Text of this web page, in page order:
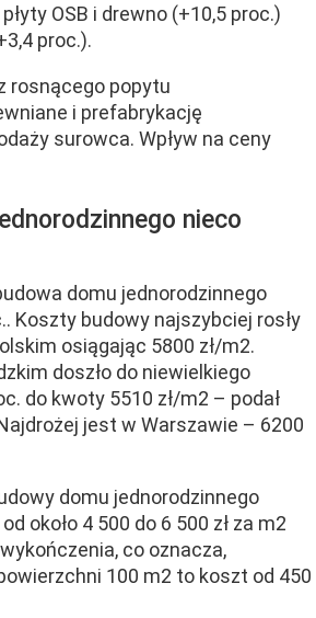
OSB i drewno (+10,5 proc.)
proc.).
rosnącego popytu
i prefabrykację
surowca. Wpływ na ceny
nieco
domu jednorodzinnego
Koszty budowy najszybciej rosły
osiągając 5800 zł/m2.
doszło do niewielkiego
do kwoty 5510 zł/m2 – podał
jest w Warszawie – 6200
domu jednorodzinnego
około 4 500 do 6 500 zł za m2
co oznacza,
100 m2 to koszt od 450